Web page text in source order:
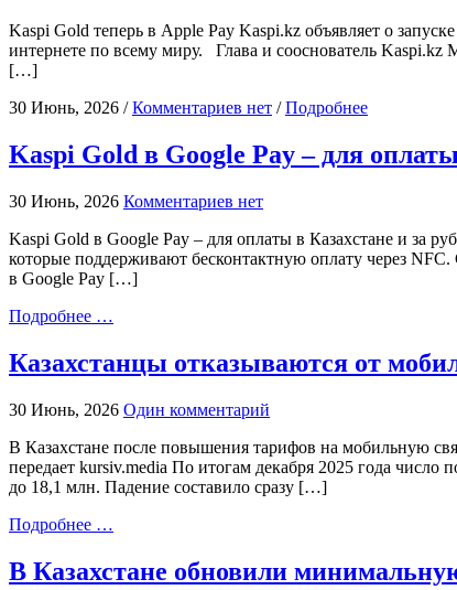
Kaspi Gold теперь в Apple Pay Kaspi.kz объявляет о
интернете по всему миру. Глава и сооснователь
[…]
30 Июнь, 2026 /Комментариев нет /Подробнее
Kaspi Gold в Google Pay – для
30 Июнь, 2026 Комментариев нет
Kaspi Gold в Google Pay – для оплаты в Казахстане и за
которые поддерживают бесконтактную оплату через
в Google Pay […]
Подробнее …
Казахстанцы отказываются от
30 Июнь, 2026 Один комментарий
В Казахстане после повышения тарифов на мобильную
передает kursiv.media По итогам декабря 2025 года число
до 18,1 млн. Падение составило сразу […]
Подробнее …
В Казахстане обновили